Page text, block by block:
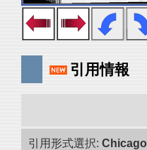
引用情報
引用形式選択: Chicago